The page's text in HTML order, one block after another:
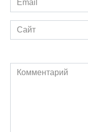
*
Сайт
Комментарий